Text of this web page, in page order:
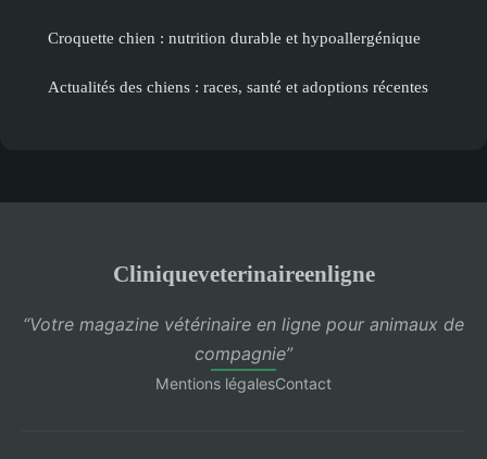
Croquette chien : nutrition durable et hypoallergénique
Actualités des chiens : races, santé et adoptions récentes
Cliniqueveterinaireenligne
“Votre magazine vétérinaire en ligne pour animaux de
compagnie”
Mentions légalesContact